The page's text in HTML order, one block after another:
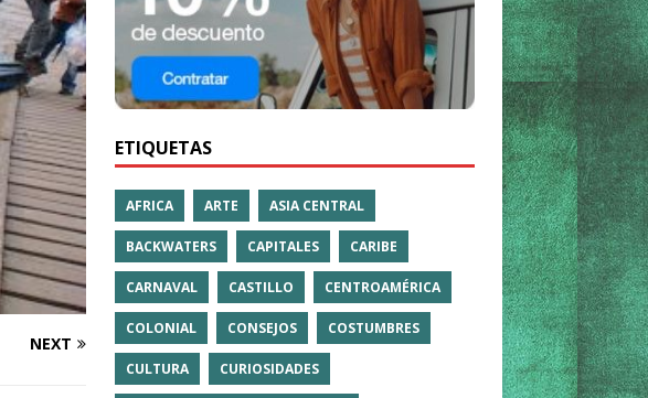
NEXT
ETIQUETAS
AFRICA ARTE ASIA CENTRAL
BACKWATERS CAPITALES CARIBE
CARNAVAL CASTILLO CENTROAMÉRICA
COLONIAL CONSEJOS COSTUMBRES
CULTURA CURIOSIDADES